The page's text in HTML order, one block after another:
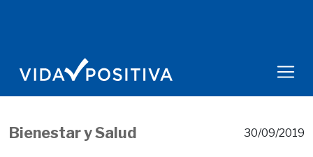
Bienestar y Salud 30/09/2019